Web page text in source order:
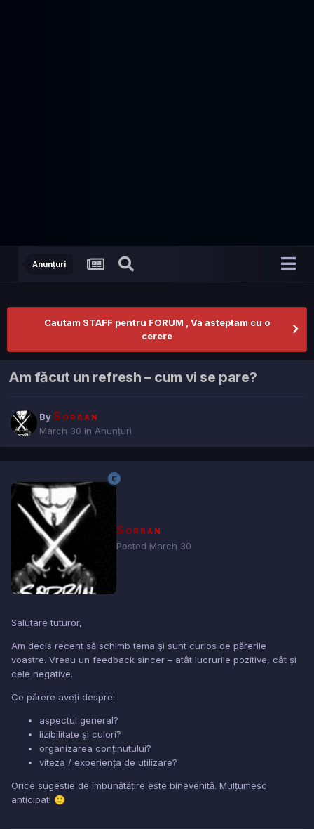
Anunțuri
Cautam STAFF pentru FORUM , Va asteptam cu o
cerere
Am făcut un refresh – cum vi se pare?
BySorban
March 30 in Anunțuri
Sorban
Posted March 30
Salutare tuturor,
Am decis recent să schimb tema și sunt curios de părerile
voastre. Vreau un feedback sincer – atât lucrurile pozitive, cât și
cele negative.
Ce părere aveți despre:
aspectul general?
lizibilitate și culori?
organizarea conținutului?
viteza / experiența de utilizare?
Orice sugestie de îmbunătățire este binevenită. Mulțumesc
anticipat! 🙂